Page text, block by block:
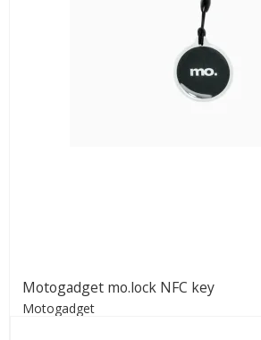
Motogadget mo.lock NFC key
Motogadget